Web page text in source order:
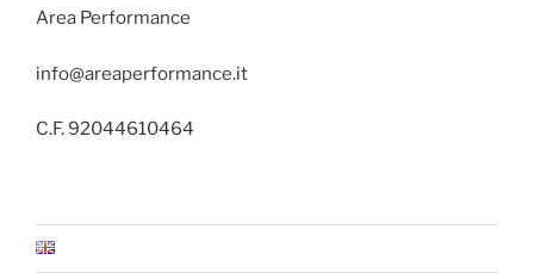
Area Performance
info@areaperformance.it
C.F. 92044610464